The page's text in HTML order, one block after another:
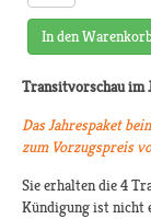
In den
Transitvorschau im
Das Jahrespaket
zum Vorzugspreis
Sie erhalten die 4
Kündigung ist nicht